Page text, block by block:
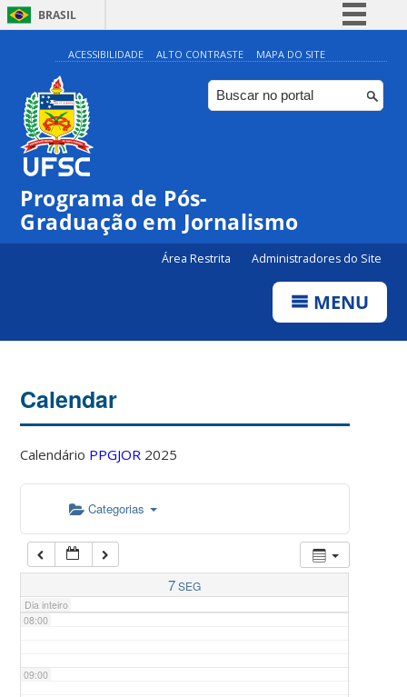
BRASIL
Simplifique!
Comunica BR
Participe
ACESSIBILIDADE ALTO CONTRASTE MAPA DO SITE
Programa de Pós-
Graduação em Jornalismo
Área Restrita Administradores do Site
MENU
Calendar
Calendário PPGJOR 2025
Categorias
7SEG
Dia inteiro
04:00
05:00
07:00
08:00
09:00